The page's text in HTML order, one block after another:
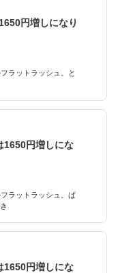
円増しになり
ラットラッシュ。と
1650円増しにな
ラットラッシュ。ぱ
1650円増しにな